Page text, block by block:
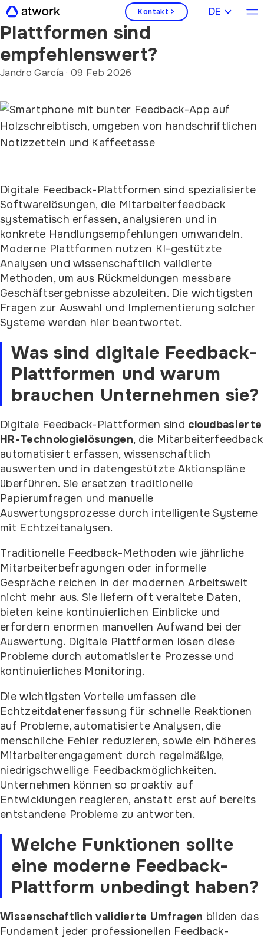
DEUTSCH
Kontakt >
Welche digitalen Feedback-
Plattformen sind
empfehlenswert?
Jandro García ·09 Feb 2026
Digitale Feedback-Plattformen sind spezialisierte
Softwarelösungen, die Mitarbeiterfeedback
systematisch erfassen, analysieren und in
konkrete Handlungsempfehlungen umwandeln.
Moderne Plattformen nutzen KI-gestützte
Analysen und wissenschaftlich validierte
Methoden, um aus Rückmeldungen messbare
Geschäftsergebnisse abzuleiten. Die wichtigsten
Fragen zur Auswahl und Implementierung solcher
Systeme werden hier beantwortet.
Was sind digitale Feedback-
Plattformen und warum
brauchen Unternehmen sie?
Digitale Feedback-Plattformen sind cloudbasierte
HR-Technologielösungen, die Mitarbeiterfeedback
automatisiert erfassen, wissenschaftlich
auswerten und in datengestützte Aktionspläne
überführen. Sie ersetzen traditionelle
Papierumfragen und manuelle
Auswertungsprozesse durch intelligente Systeme
mit Echtzeitanalysen.
Traditionelle Feedback-Methoden wie jährliche
Mitarbeiterbefragungen oder informelle
Gespräche reichen in der modernen Arbeitswelt
nicht mehr aus. Sie liefern oft veraltete Daten,
bieten keine kontinuierlichen Einblicke und
erfordern enormen manuellen Aufwand bei der
Auswertung. Digitale Plattformen lösen diese
Probleme durch automatisierte Prozesse und
kontinuierliches Monitoring.
Die wichtigsten Vorteile umfassen die
Echtzeitdatenerfassung für schnelle Reaktionen
auf Probleme, automatisierte Analysen, die
menschliche Fehler reduzieren, sowie ein höheres
Mitarbeiterengagement durch regelmäßige,
niedrigschwellige Feedbackmöglichkeiten.
Unternehmen können so proaktiv auf
Entwicklungen reagieren, anstatt erst auf bereits
entstandene Probleme zu antworten.
Welche Funktionen sollte
eine moderne Feedback-
Plattform unbedingt haben?
Wissenschaftlich validierte Umfragen bilden das
Fundament jeder professionellen Feedback-